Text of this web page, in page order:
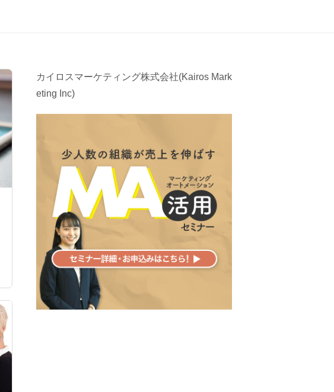
カイロスマーケティング株式会社(Kairos Mark
eting Inc)